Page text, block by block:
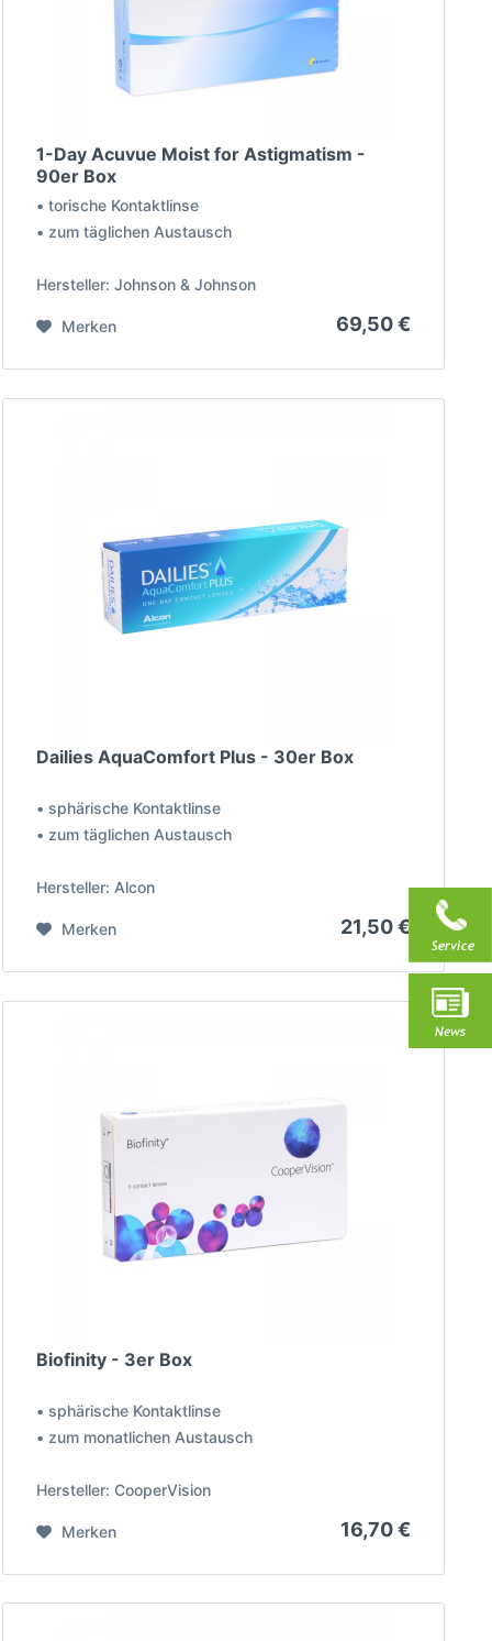
1-Day Acuvue Moist for Astigmatism -
90er Box
• torische Kontaktlinse
• zum täglichen Austausch
Hersteller: Johnson & Johnson
69,50 €
Merken
Dailies AquaComfort Plus - 30er Box
• sphärische Kontaktlinse
• zum täglichen Austausch
Hersteller: Alcon
21,50 €
Merken
Biofinity - 3er Box
• sphärische Kontaktlinse
• zum monatlichen Austausch
Hersteller: CooperVision
16,70 €
Merken